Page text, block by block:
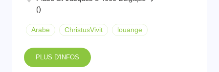
()
Arabe ChristusVivit louange
PLUS D'INFOS